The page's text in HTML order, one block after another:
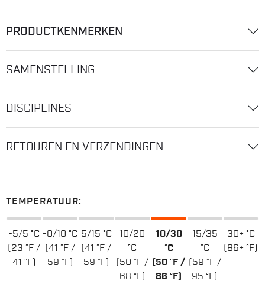
PRODUCTKENMERKEN
SAMENSTELLING
DISCIPLINES
RETOUREN EN VERZENDINGEN
TEMPERATUUR:
-5/5 °C
(23 °F /
41 °F)
-0/10 °C
(41 °F /
59 °F)
5/15 °C
(41 °F /
59 °F)
10/20
°C
(50 °F /
68 °F)
10/30
°C
(50 °F /
86 °F)
15/35
°C
(59 °F /
95 °F)
30+ °C
(86+ °F)